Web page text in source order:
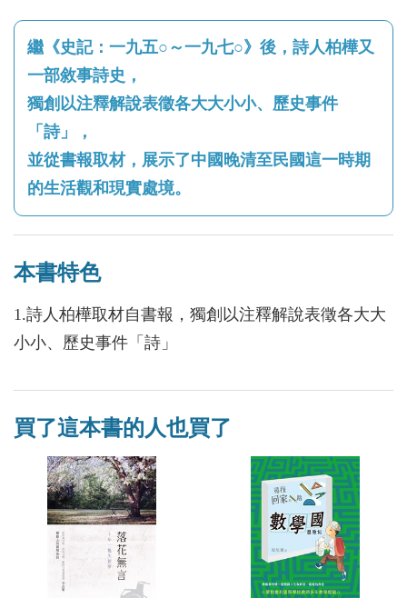
繼《史記：一九五○～一九七○》後，詩人柏樺又
一部敘事詩史，
獨創以注釋解說表徵各大大小小、歷史事件
「詩」，
並從書報取材，展示了中國晚清至民國這一時期
的生活觀和現實處境。
本書特色
1.詩人柏樺取材自書報，獨創以注釋解說表徵各大大
小小、歷史事件「詩」
買了這本書的人也買了